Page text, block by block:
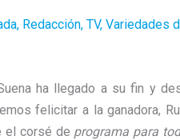
, Redacción, TV, Variedades
ha llegado a su fin y
felicitar a la ganadora,
el corsé de programa para